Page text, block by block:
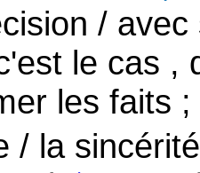
/
le cas ,
les faits
/ la